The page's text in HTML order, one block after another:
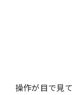
操作が目で見